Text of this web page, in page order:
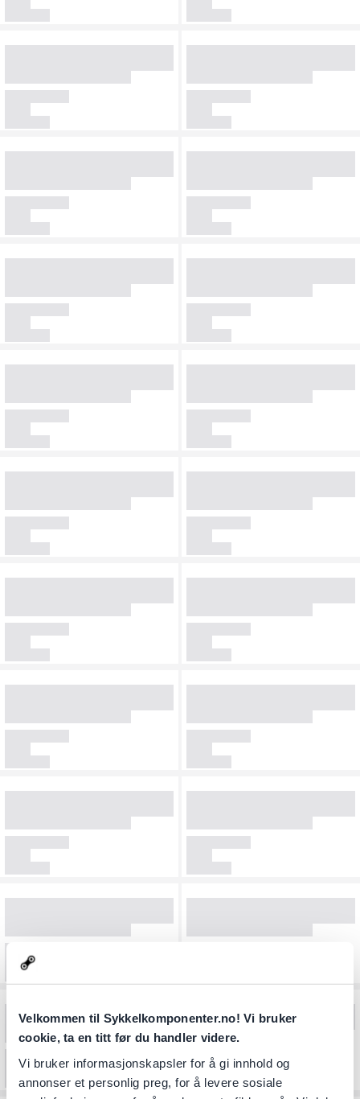
Velkommen til Sykkelkomponenter.no! Vi bruker
cookie, ta en titt før du handler videre.
Vi bruker informasjonskapsler for å gi innhold og
annonser et personlig preg, for å levere sosiale